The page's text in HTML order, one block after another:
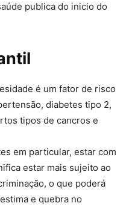
publica do inicio do
é um fator de risco
diabetes tipo 2,
tipos de cancros e
em particular, estar com
estar mais sujeito ao
o que poderá
e quebra no